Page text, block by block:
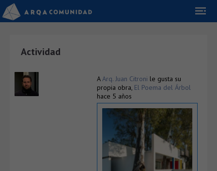
Actividad
AArq. Juan Citroni le gusta su
propia obra, El Poema del Árbol
hace 5 años